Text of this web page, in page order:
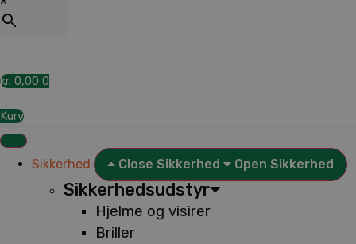
kr. 0,00 0
Kurv
Sikkerhed Close Sikkerhed Open Sikkerhed
Sikkerhedsudstyr
Hjelme og visirer
Briller